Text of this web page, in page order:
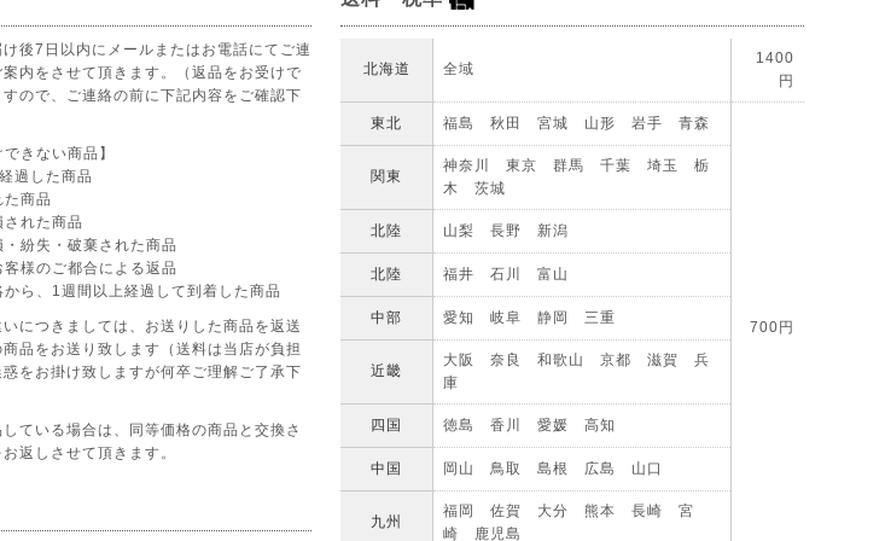
後7日以内にメールまたはお電話にてご連
内をさせて頂きます。（返品をお受けで
ので、ご連絡の前に下記内容をご確認下
きない商品】
過した商品
た商品
された商品
・紛失・破棄された商品
客様のご都合による返品
から、1週間以上経過して到着した商品
につきましては、お送りした商品を返送
品をお送り致します（送料は当店が負担
をお掛け致しますが何卒ご理解ご了承下
ている場合は、同等価格の商品と交換さ
返しさせて頂きます。
北海道 全域
1400
円
東北 福島 秋田 宮城 山形 岩手 青森
700円
関東
神奈川 東京 群馬 千葉 埼玉 栃
木 茨城
北陸 山梨 長野 新潟
北陸 福井 石川 富山
中部 愛知 岐阜 静岡 三重
近畿
大阪 奈良 和歌山 京都 滋賀 兵
庫
四国 徳島 香川 愛媛 高知
中国 岡山 鳥取 島根 広島 山口
九州
福岡 佐賀 大分 熊本 長崎 宮
崎 鹿児島